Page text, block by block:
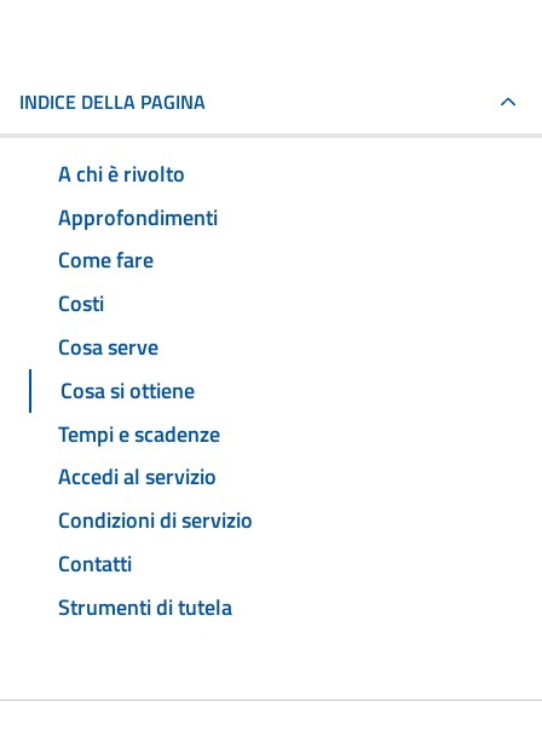
INDICE DELLA PAGINA
A chi è rivolto
Approfondimenti
Come fare
Costi
Cosa serve
Cosa si ottiene
Tempi e scadenze
Accedi al servizio
Condizioni di servizio
Contatti
Strumenti di tutela